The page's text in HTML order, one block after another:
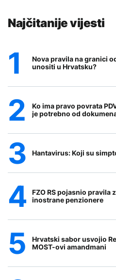
Najčitanije vijesti
Nova pravila na granici
unositi u Hrvatsku?
Ko ima pravo povrata
je potrebno od
Hantavirus: Koji su
FZO RS pojasnio pravila
inostrane penzionere
Hrvatski sabor usvojio
MOST-ovi amandmani